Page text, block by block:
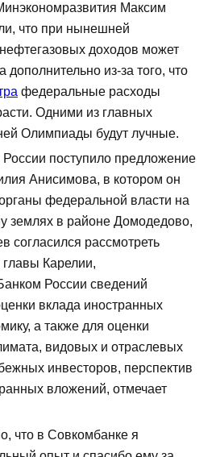
Максим
что при нынешней
доходов может
дополнительно из-за того, что
федеральные расходы
Одними из главных
Олимпиады будут лучные.
России поступило предложение
Анисимова, в котором он
федеральной власти на
землях в районе Домодедово,
согласился рассмотреть
Карелии,
России сведений
вклада иностранных
а также для оценки
видовых и отраслевых
инвесторов, перспектив
вложений, отмечает
что в Совкомбанке я